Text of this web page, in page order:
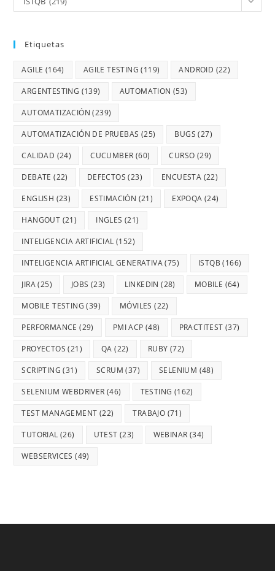
Etiquetas
AGILE (164) AGILE TESTING (119) ANDROID (22)
ARGENTESTING (139) AUTOMATION (53)
AUTOMATIZACIÓN (239)
AUTOMATIZACIÓN DE PRUEBAS (25) BUGS (27)
CALIDAD (24) CUCUMBER (60) CURSO (29)
DEBATE (22) DEFECTOS (23) ENCUESTA (22)
ENGLISH (23) ESTIMACIÓN (21) EXPOQA (24)
HANGOUT (21) INGLES (21)
INTELIGENCIA ARTIFICIAL (152)
INTELIGENCIA ARTIFICIAL GENERATIVA(75) ISTQB (166)
JIRA(25) JOBS (23) LINKEDIN (28) MOBILE (64)
MOBILE TESTING (39) MÓVILES (22)
PERFORMANCE (29) PMI ACP (48) PRACTITEST (37)
PROYECTOS (21) QA (22) RUBY (72)
SCRIPTING (31) SCRUM (37) SELENIUM (48)
SELENIUM WEBDRIVER (46) TESTING (162)
TEST MANAGEMENT (22) TRABAJO (71)
TUTORIAL (26) UTEST (23) WEBINAR (34)
WEBSERVICES (49)